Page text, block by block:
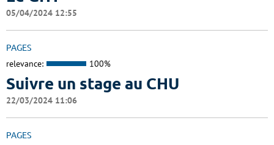
05/04/2024 12:55
PAGES
relevance: 100%
Suivre un stage au CHU
22/03/2024 11:06
PAGES